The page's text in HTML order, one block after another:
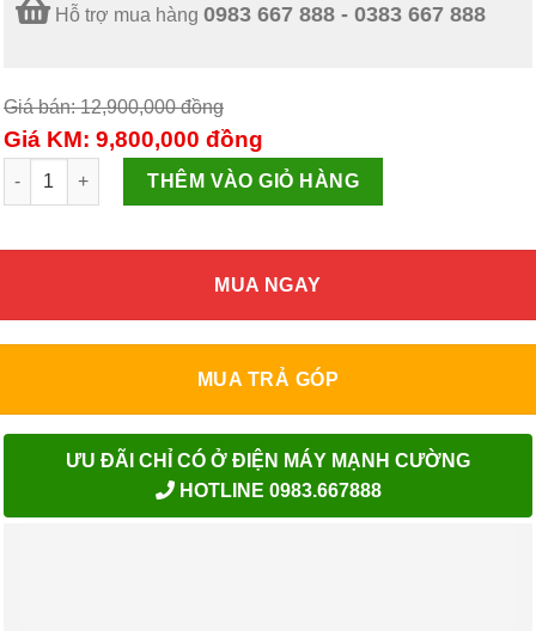
Hỗ trợ mua hàng 0983 667 888 - 0383 667 888
Giá bán: 12,900,000đồng
Giá KM: 9,800,000 đồng
Máy lạnh Beko Inverter 1 HP RSVC10AV số lượng
THÊM VÀO GIỎ HÀNG
MUA NGAY
MUA TRẢ GÓP
ƯU ĐÃI CHỈ CÓ Ở ĐIỆN MÁY MẠNH CƯỜNG
HOTLINE 0983.667888